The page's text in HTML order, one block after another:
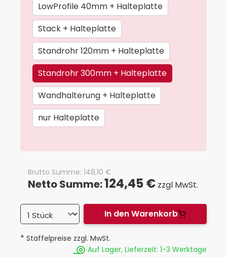
LowProfile 40mm + Halteplatte
Stack + Halteplatte
Standrohr 120mm + Halteplatte
Standrohr 300mm + Halteplatte
Wandhalterung + Halteplatte
nur Halteplatte
Netto Summe:124,45 € zzgl MwSt.
Brutto Summe: 148,10 €
In den Warenkorb
* Staffelpreise zzgl. MwSt.
Auf Lager, Lieferzeit: 1-3 Werktage